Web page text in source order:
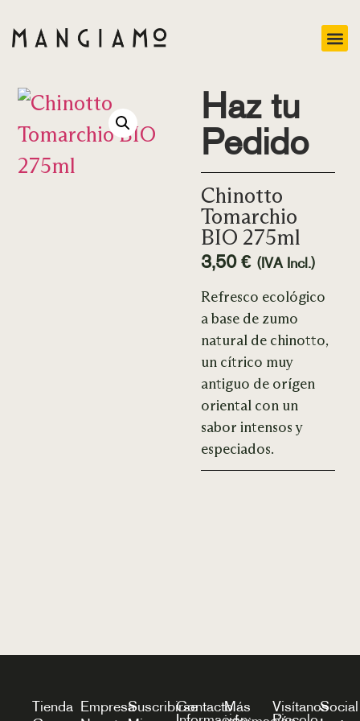
Haz tu
Pedido
Chinotto
Tomarchio
BIO 275ml
3,50€ (IVA Incl.)
Refresco ecológico
a base de zumo
natural de chinotto,
un cítrico muy
antiguo de orígen
oriental con un
sabor intensos y
especiados.
Tienda EmpresaSuscribirseContactoMás
VisítanosSocial